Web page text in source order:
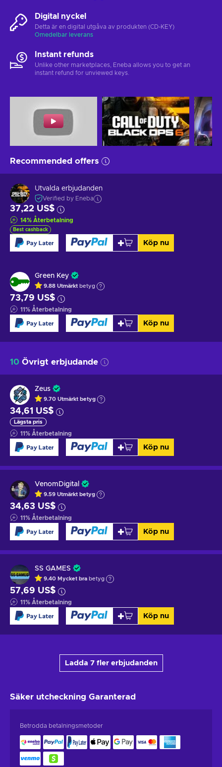
Digital nyckel
Detta är en digital utgåva av produkten (CD-KEY)
Omedelbar leverans
Instant refunds
Unlike other marketplaces, Eneba allows you to get an
instant refund for unviewed keys.
Recommended offers
Utvalda erbjudanden
Verified by Eneba
37,22 US$
14% Återbetalning
Best cashback
Köp nu
Green Key
9.88 Utmärkt betyg
73,79 US$
11% Återbetalning
Köp nu
10 Övrigt erbjudande
Zeus
9.70 Utmärkt betyg
34,61 US$
Lägsta pris
11% Återbetalning
Köp nu
VenomDigital
9.59 Utmärkt betyg
34,63 US$
11% Återbetalning
Köp nu
SS GAMES
9.40 Mycket bra betyg
57,69 US$
11% Återbetalning
Köp nu
Ladda 7 fler erbjudanden
Säker utcheckning Garanterad
Betrodda betalningsmetoder